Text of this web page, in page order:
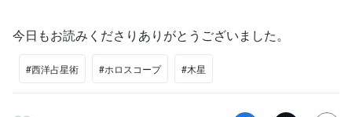
今日もお読みくださりありがとうございました。
#西洋占星術 #ホロスコープ #木星